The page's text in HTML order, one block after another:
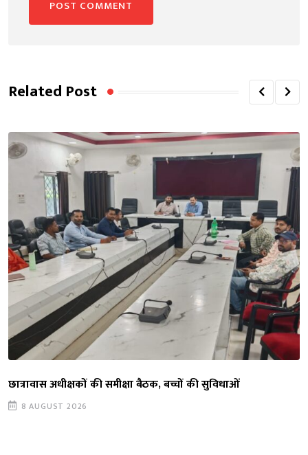
Related Post
छात्रावास अधीक्षकों की समीक्षा बैठक, बच्चों की सुविधाओं
8 AUGUST 2026